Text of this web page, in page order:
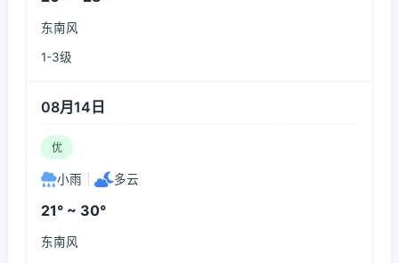
东南风
1-3级
08月14日
优
小雨 多云
21° ~ 30°
东南风